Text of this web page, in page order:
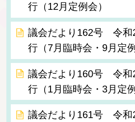
行（12月定例会）
議会だより162号 令和
行（7月臨時会・9月定例
議会だより160号 令和
行（1月臨時会・3月定例
議会だより161号 令和